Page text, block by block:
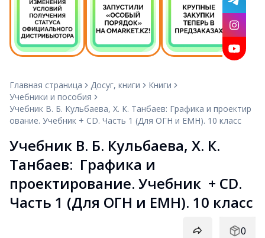
Главная страница Досуг, книги
Книги
Учебники и пособия
Учебник В. Б. Кульбаева, Х. К. Танбаев: Графика и проектир
ование. Учебник + CD. Часть 1 (Для ОГН и ЕМН). 10 класс
Учебник В. Б. Кульбаева, Х. К.
Танбаев:  Графика и
проектирование. Учебник  + CD.
Часть 1 (Для ОГН и ЕМН). 10 класс
0